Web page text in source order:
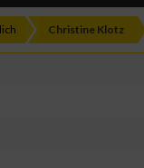
Christine Klotz